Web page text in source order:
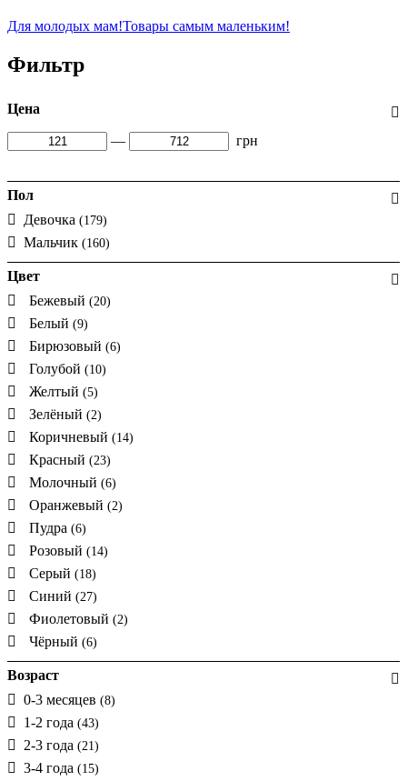
Для молодых мам!Товары самым маленьким!
Фильтр
Цена
— грн
Пол
Девочка (179)
Мальчик (160)
Цвет
Бежевый (20)
Белый (9)
Бирюзовый (6)
Голубой (10)
Желтый (5)
Зелёный (2)
Коричневый (14)
Красный (23)
Молочный (6)
Оранжевый (2)
Пудра (6)
Розовый (14)
Серый (18)
Синий (27)
Фиолетовый (2)
Чёрный (6)
Возраст
0-3 месяцев (8)
1-2 года (43)
2-3 года (21)
3-4 года (15)